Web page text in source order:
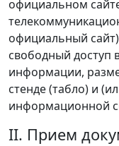
официальном
официальный
свободный доступ
информации,
стенде (табло) и
информационной
II. Прием